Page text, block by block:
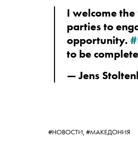
I welcome
parties to
opportunity.
to be
— Jens
#НОВОСТИ, #МАКЕДОНИЯ